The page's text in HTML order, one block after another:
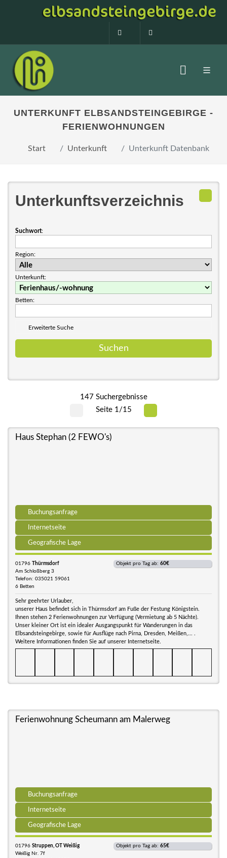
0160 99873408
UNTERKUNFT ELBSANDSTEINGEBIRGE -
FERIENWOHNUNGEN
Start Unterkunft Unterkunft Datenbank
Unterkunftsverzeichnis
Suchwort:
Region:
Unterkunft:
Betten:
Erweiterte Suche
147 Suchergebnisse
Seite 1/15
Haus Stephan (2 FEWO's)
Buchungsanfrage
Internetseite
Geografische Lage
01796
Thürmsdorf
Am Schloßberg 3
Telefon: 035021 59061
6 Betten
Objekt pro Tag ab: 60€
Sehr geehrter Urlauber,
unserer Haus befindet sich in Thürmsdorf am Fuße der Festung Königstein.
Ihnen stehen 2 Ferienwohnungen zur Verfügung (Vermietung ab 5 Nächte).
Unser kleiner Ort ist ein idealer Ausgangspunkt für Wanderungen in das
Elbsandsteingebirge, sowie für Ausflüge nach Pirna, Dresden, Meißen,... .
Weitere Informationen finden Sie auf unserer Internetseite.
Ferienwohnung Scheumann am Malerweg
Buchungsanfrage
Internetseite
Geografische Lage
01796 Struppen, OT Weißig
Weißig Nr. 7f
Objekt pro Tag ab: 65€